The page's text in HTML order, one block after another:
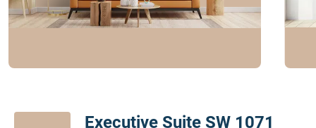
Executive Suite SW 1071